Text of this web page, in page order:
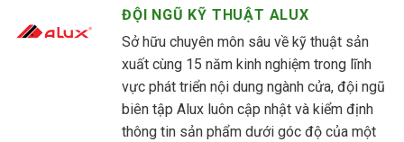
ĐỘI NGŨ KỸ THUẬT ALUX
Sở hữu chuyên môn sâu về kỹ thuật sản
xuất cùng 15 năm kinh nghiệm trong lĩnh
vực phát triển nội dung ngành cửa, đội ngũ
biên tập Alux luôn cập nhật và kiểm định
thông tin sản phẩm dưới góc độ của một